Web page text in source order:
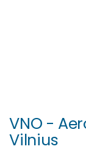
VNO -
Vilnius